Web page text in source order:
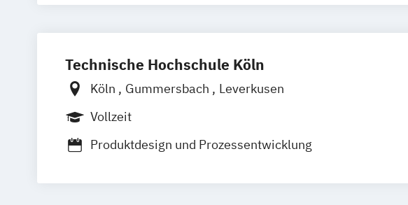
Technische Hochschule Köln
Köln Gummersbach
Leverkusen
Vollzeit
Produktdesign und Prozessentwicklung